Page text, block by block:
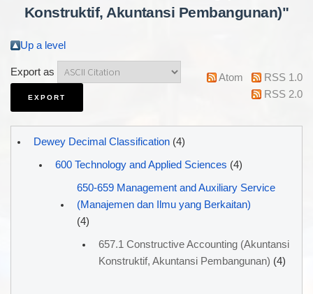
Konstruktif, Akuntansi Pembangunan)"
Up a level
Export as Atom
RSS 1.0
RSS 2.0
Dewey Decimal Classification(4)
600 Technology and Applied Sciences (4)
650-659 Management and Auxiliary Service
(Manajemen dan Ilmu yang Berkaitan)
(4)
657.1 Constructive Accounting (Akuntansi
Konstruktif, Akuntansi Pembangunan) (4)